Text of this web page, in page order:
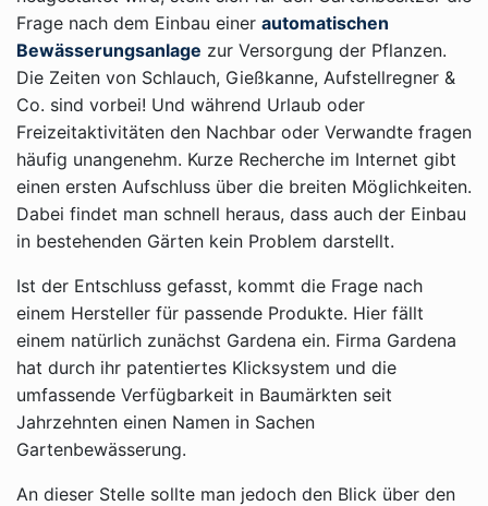
Frage nach dem Einbau einer automatischen
Bewässerungsanlage zur Versorgung der Pflanzen.
Die Zeiten von Schlauch, Gießkanne, Aufstellregner &
Co. sind vorbei! Und während Urlaub oder
Freizeitaktivitäten den Nachbar oder Verwandte fragen
häufig unangenehm. Kurze Recherche im Internet gibt
einen ersten Aufschluss über die breiten Möglichkeiten.
Dabei findet man schnell heraus, dass auch der Einbau
in bestehenden Gärten kein Problem darstellt.
Ist der Entschluss gefasst, kommt die Frage nach
einem Hersteller für passende Produkte. Hier fällt
einem natürlich zunächst Gardena ein. Firma Gardena
hat durch ihr patentiertes Klicksystem und die
umfassende Verfügbarkeit in Baumärkten seit
Jahrzehnten einen Namen in Sachen
Gartenbewässerung.
An dieser Stelle sollte man jedoch den Blick über den